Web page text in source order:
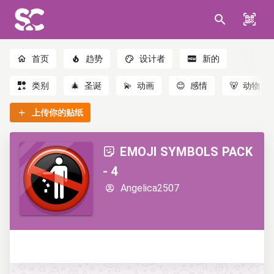
首页 趋势 设计者 新的
类别 🎄 圣诞 💫 动画 😊 感情 🐻 动物
上传你的贴纸
EMOJI SYMBOLS PACK
- 4
Angelica2507